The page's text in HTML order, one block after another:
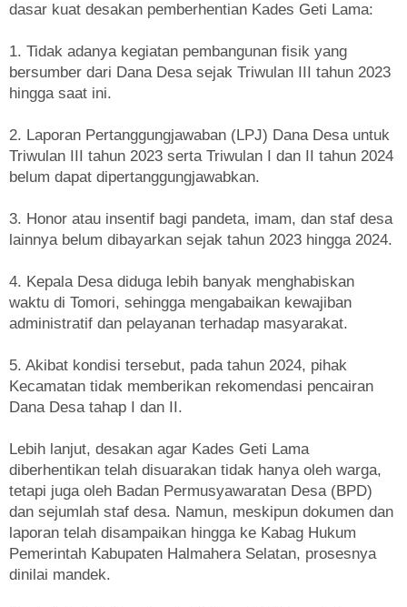
dasar kuat desakan pemberhentian Kades Geti Lama:
1. Tidak adanya kegiatan pembangunan fisik yang
bersumber dari Dana Desa sejak Triwulan III tahun 2023
hingga saat ini.
2. Laporan Pertanggungjawaban (LPJ) Dana Desa untuk
Triwulan III tahun 2023 serta Triwulan I dan II tahun 2024
belum dapat dipertanggungjawabkan.
3. Honor atau insentif bagi pandeta, imam, dan staf desa
lainnya belum dibayarkan sejak tahun 2023 hingga 2024.
4. Kepala Desa diduga lebih banyak menghabiskan
waktu di Tomori, sehingga mengabaikan kewajiban
administratif dan pelayanan terhadap masyarakat.
5. Akibat kondisi tersebut, pada tahun 2024, pihak
Kecamatan tidak memberikan rekomendasi pencairan
Dana Desa tahap I dan II.
Lebih lanjut, desakan agar Kades Geti Lama
diberhentikan telah disuarakan tidak hanya oleh warga,
tetapi juga oleh Badan Permusyawaratan Desa (BPD)
dan sejumlah staf desa. Namun, meskipun dokumen dan
laporan telah disampaikan hingga ke Kabag Hukum
Pemerintah Kabupaten Halmahera Selatan, prosesnya
dinilai mandek.